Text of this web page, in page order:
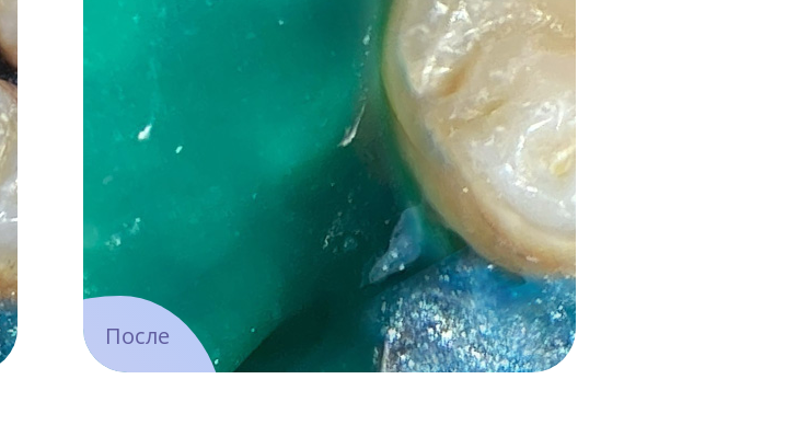
После